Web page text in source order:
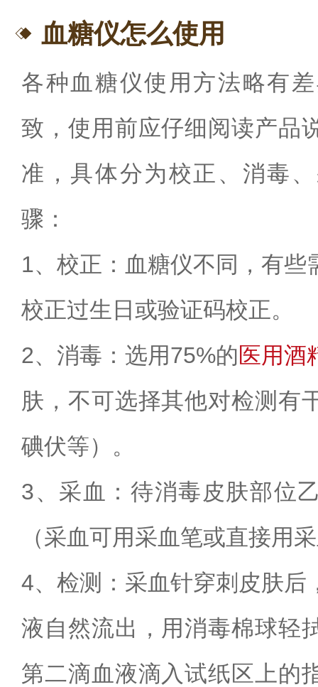
血糖仪怎么使用
各种血糖仪使用方法略有
致，使用前应仔细阅读产品
准，具体分为校正、消毒
骤：
1、校正：血糖仪不同，有些
校正过生日或验证码校正。
2、消毒：选用75%的医用酒
肤，不可选择其他对检测有
碘伏等）。
3、采血：待消毒皮肤部位
（采血可用采血笔或直接用
4、检测：采血针穿刺皮肤后
液自然流出，用消毒棉球轻
第二滴血液滴入试纸区上的